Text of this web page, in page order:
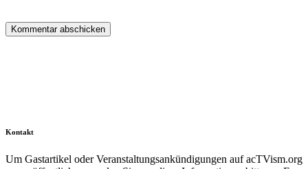
Kontakt
Um Gastartikel oder Veranstaltungsankündigungen auf acTVism.org